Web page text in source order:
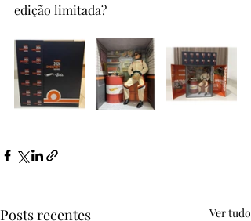
edição limitada?
Posts recentes Ver tudo